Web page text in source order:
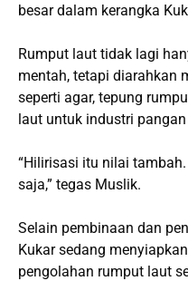
besar dalam kerangka
Rumput laut tidak lagi
mentah, tetapi diarahkan
seperti agar, tepung
laut untuk industri
“Hilirisasi itu nilai
saja,” tegas Muslik.
Selain pembinaan dan
Kukar sedang
pengolahan rumput laut